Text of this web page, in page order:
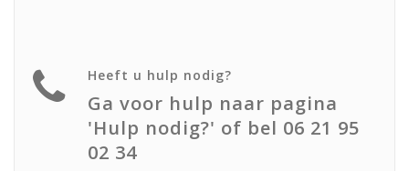
Heeft u hulp nodig?
Ga voor hulp naar pagina
'Hulp nodig?' of bel 06 21 95
02 34